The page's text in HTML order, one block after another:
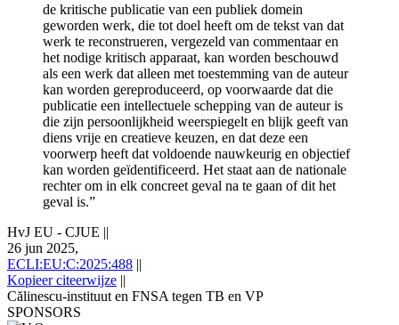
de kritische publicatie van een publiek domein
geworden werk, die tot doel heeft om de tekst van dat
werk te reconstrueren, vergezeld van commentaar en
het nodige kritisch apparaat, kan worden beschouwd
als een werk dat alleen met toestemming van de auteur
kan worden gereproduceerd, op voorwaarde dat die
publicatie een intellectuele schepping van de auteur is
die zijn persoonlijkheid weerspiegelt en blijk geeft van
diens vrije en creatieve keuzen, en dat deze een
voorwerp heeft dat voldoende nauwkeurig en objectief
kan worden geïdentificeerd. Het staat aan de nationale
rechter om in elk concreet geval na te gaan of dit het
geval is.”
HvJ EU - CJUE ||
26 jun 2025,
ECLI:EU:C:2025:488 ||
Kopieer citeerwijze ||
Călinescu‑instituut en FNSA tegen TB en VP
SPONSORS